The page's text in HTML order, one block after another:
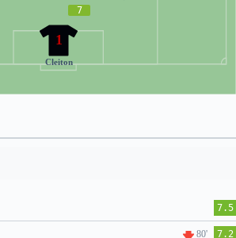
7
1
Cleiton
7.5
80' 7.2